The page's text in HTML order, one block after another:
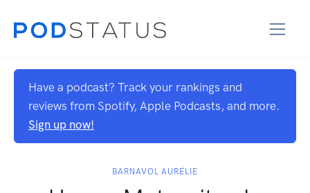
Have a podcast? Track your rankings and
reviews from Spotify, Apple Podcasts, and more.
Sign up now!
BARNAVOL AURÉLIE